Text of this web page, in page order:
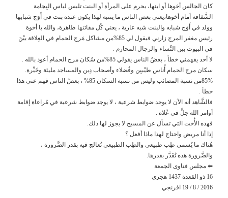
كان الجالس أخوها أو ابنها، يحرم على المرأة أو البنت تلبس لباس البِجامة
الشَّفافة أمام أخوها،يعني بعض الناس ما ينتبه لهذا يكون عنده بنت في أَوَج شبابها
وولد في أَوَج شبابه والبنت شبه عارية ، يعني كُل مفاتنها ظاهرة، والله يا أخوة
رئيس مغفر المرج زارني فيقول لي 85%من مشاكل مَرج الحمام في العِلاقة بيْنَ
في البيوت بين النِّساء والرجال المحارم .
لا أحد يفهمني خطأ ، بعضُ الناس يقولي 85%من سُكان مرج الحمام أعوذ بالله .
سكان مرج الحمام أُناس طيْبيِن وفُضلاء وأصحاب دِين والمساجد مليئة وخَيِّرة.
85%من نسبة المصائب وليس من نسبة السكان 85% ، بعضُ الناس فهم عني هذا
خطأ .
فالشَّاهد أنه الآن لا يوجد ضوابط شرعية ، لا يوجد ضوابط شرعية في مُراعاة إقامة
أوامر الله جلَّ في عُلاه .
فهذه الأُخت التي تسأل عن المسبح لا يجوز لها ذلك.
إذا أنا مريض واحتاج لهذا ماذا أفعل ؟
هُناك ما يُسمى طِب طبيعي والطِب الطبيعي تُعالج فيه بقدر الضَّرورة ،
والضَّرورة هذه تُقَدَّر بقدرها.
⬅ مجلس فتاوى الجمعة
16 ذو القعدة 1437 هجري
2016 / 8 / 19 افرنجي